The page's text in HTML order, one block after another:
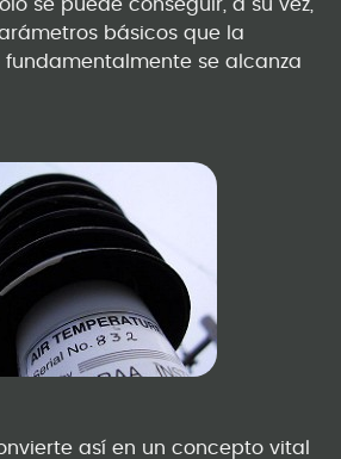
se puede conseguir, a su vez,
básicos que la
fundamentalmente se alcanza
así en un concepto vital